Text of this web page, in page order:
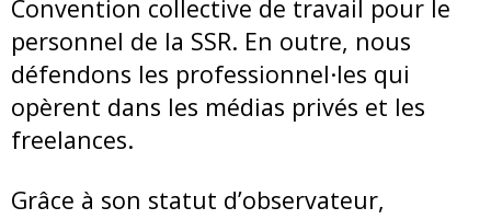
Convention collective de travail pour le
personnel de la SSR. En outre, nous
défendons les professionnel·les qui
opèrent dans les médias privés et les
freelances.
Grâce à son statut d’observateur,